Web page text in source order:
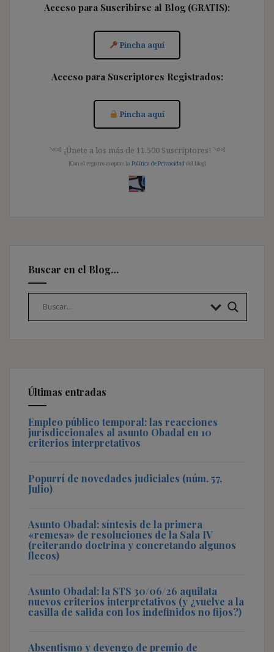
Acceso para Suscribirse al Blog (GRATIS):
Pincha aquí
Acceso para Suscriptores Registrados:
Pincha aquí
༺ ¡Únete a los más de 11.500 Suscriptores! ༺
[Con el registro aceptas la Política de Privacidad del blog]
Buscar en el Blog…
Últimas entradas
Empleo público temporal: las reacciones
jurisdiccionales al asunto Obadal en 10
criterios interpretativos
Popurrí de novedades judiciales (núm. 57,
Julio)
Asunto Obadal: síntesis de la primera
«remesa» de resoluciones de la Sala IV
(reiterando doctrina y concretando algunos
flecos)
Asunto Obadal: la STS 30/06/26 aquilata
nuevos criterios interpretativos (y ¿vuelve a la
casilla de salida con los indefinidos no fijos?)
Absentismo y devengo de premio de